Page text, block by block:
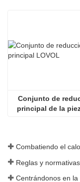
Conjunto de
principal de la